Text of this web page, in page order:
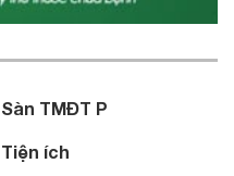
Sàn TMĐT P
Tiện ích